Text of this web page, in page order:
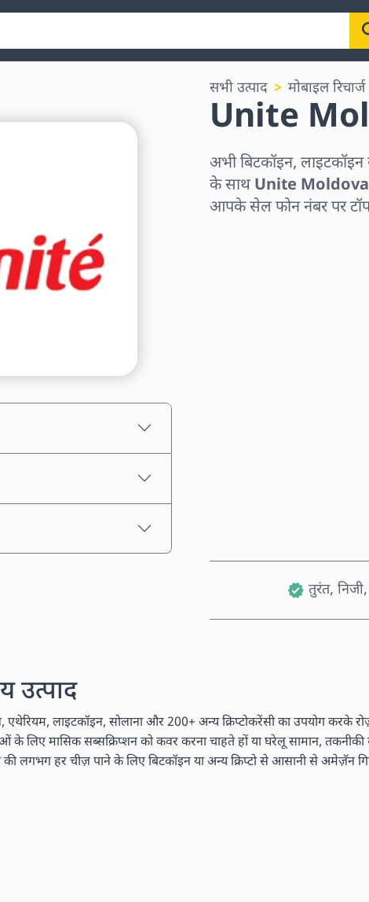
सभी उत्पाद मोबाइल रिचार्ज
Unite
अभी बिटकॉइन,
के साथ Unite Moldova
आपके सेल फोन नंबर पर टॉप-
तुरंत, निजी,
उत्पाद
लाइटकॉइन, सोलाना और 200+ अन्य क्रिप्टोकरेंसी का उपयोग करके
के लिए मासिक सब्सक्रिप्शन को कवर करना चाहते हों या घरेलू सामान, तकनीकी
हर चीज़ पाने के लिए बिटकॉइन या अन्य क्रिप्टो से आसानी से अमेज़ॅन